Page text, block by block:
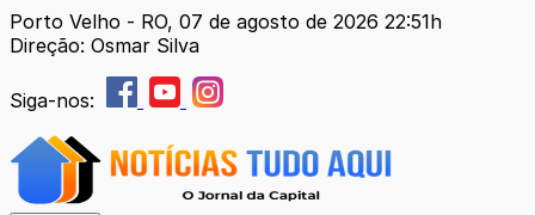
Porto Velho - RO, 07 de agosto de 2026 22:51h
Direção: Osmar Silva
Siga-nos: